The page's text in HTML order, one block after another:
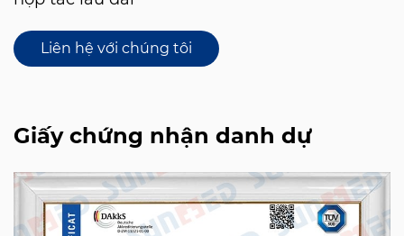
Liên hệ với chúng tôi
Giấy chứng nhận danh dự